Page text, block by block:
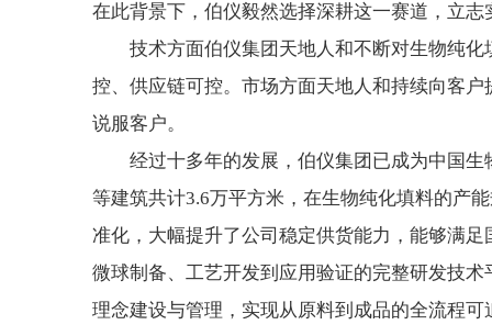
在此背景下，伯仪毅然选择深耕这一赛道，立
技术方面伯仪集团天地人和不断对生物纯
控、供应链可控。市场方面天地人和持续向客
说服客户。
经过十多年的发展，伯仪集团已成为中国
等建筑共计3.6万平方米，在生物纯化填料的产
准化，大幅提升了公司稳定供货能力，能够满
微球制备、工艺开发到应用验证的完整研发技
理念建设与管理，实现从原料到成品的全流程